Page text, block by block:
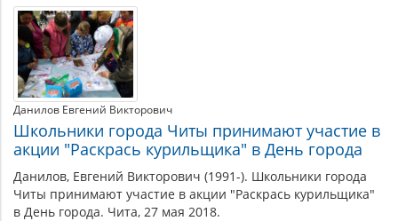
Социально-
демографические
общности
Материалы
по
теме
Данилов Евгений Викторович
Школьники города Читы принимают участие в
акции "Раскрась курильщика" в День города
Данилов, Евгений Викторович (1991-). Школьники города
Читы принимают участие в акции "Раскрась курильщика"
в День города. Чита, 27 мая 2018.